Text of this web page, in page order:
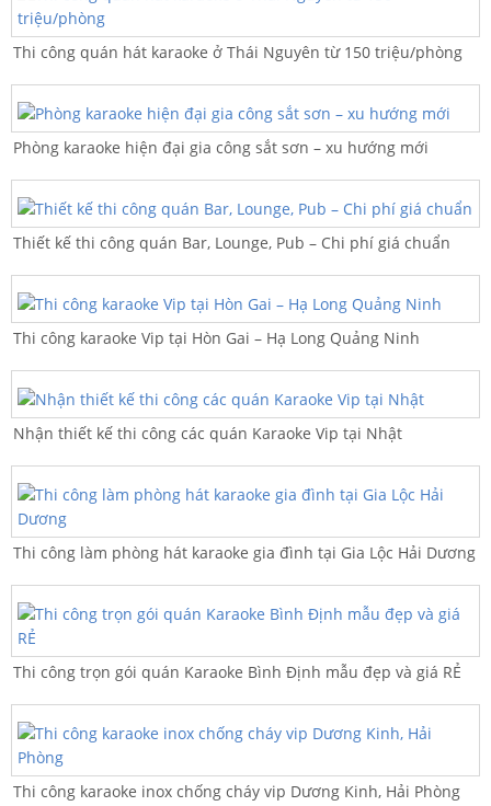
Thi công quán hát karaoke ở Thái Nguyên từ 150 triệu/phòng
Phòng karaoke hiện đại gia công sắt sơn – xu hướng mới
Thiết kế thi công quán Bar, Lounge, Pub – Chi phí giá chuẩn
Thi công karaoke Vip tại Hòn Gai – Hạ Long Quảng Ninh
Nhận thiết kế thi công các quán Karaoke Vip tại Nhật
Thi công làm phòng hát karaoke gia đình tại Gia Lộc Hải Dương
Thi công trọn gói quán Karaoke Bình Định mẫu đẹp và giá RẺ
Thi công karaoke inox chống cháy vip Dương Kinh, Hải Phòng